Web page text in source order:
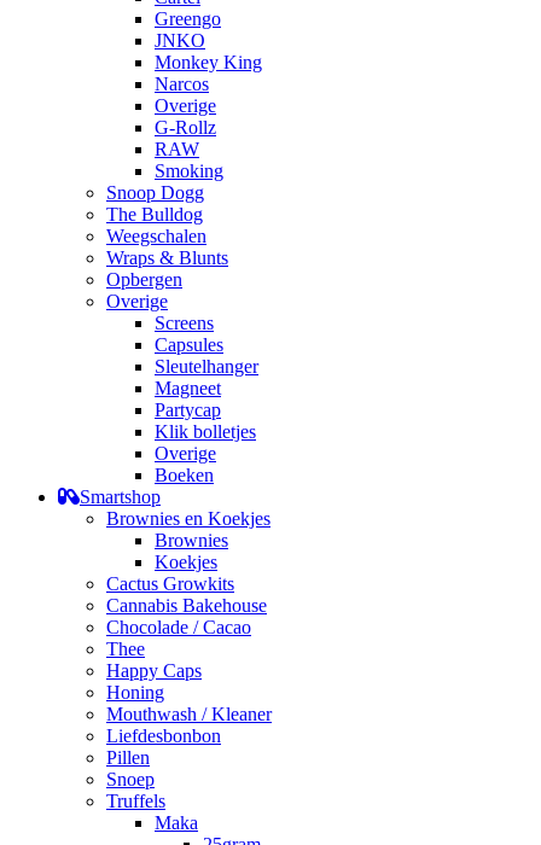
Greengo
JNKO
Monkey King
Narcos
Overige
G-Rollz
RAW
Smoking
Snoop Dogg
The Bulldog
Weegschalen
Wraps & Blunts
Opbergen
Overige
Screens
Capsules
Sleutelhanger
Magneet
Partycap
Klik bolletjes
Overige
Boeken
Smartshop
Brownies en Koekjes
Brownies
Koekjes
Cactus Growkits
Cannabis Bakehouse
Chocolade / Cacao
Thee
Happy Caps
Honing
Mouthwash / Kleaner
Liefdesbonbon
Pillen
Snoep
Truffels
Maka